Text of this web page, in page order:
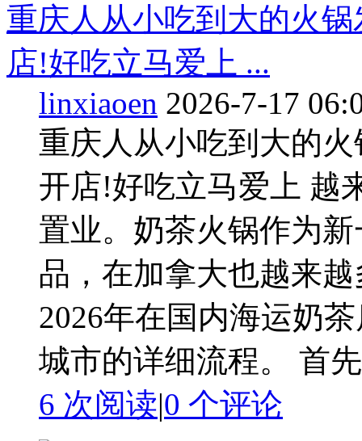
重庆人从小吃到大的火
店!好吃立马爱上 ...
linxiaoen 2026-7-17
重庆人从小吃到大的
开店!好吃立马爱上 越
置业。奶茶火锅作为
品，在加拿大也越来
2026年在国内海运奶
城市的详细流程。 首
6 次阅读|0 个评论